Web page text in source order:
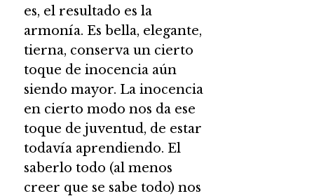
es, el resultado es la
armonía. Es bella, elegante,
tierna, conserva un cierto
toque de inocencia aún
siendo mayor. La inocencia
en cierto modo nos da ese
toque de juventud, de estar
todavía aprendiendo. El
saberlo todo (al menos
creer que se sabe todo) nos